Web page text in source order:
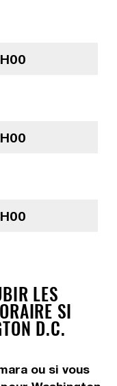
LES
SI
D.C.
ou si vous